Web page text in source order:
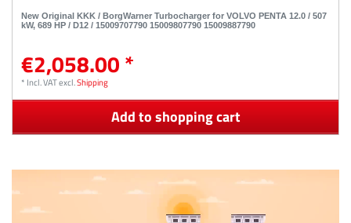
New Original KKK / BorgWarner Turbocharger for VOLVO PENTA 12.0 / 507
kW, 689 HP / D12 / 15009707790 15009807790 15009887790
€2,058.00 *
* Incl. VATexcl.Shipping
Add to shopping cart